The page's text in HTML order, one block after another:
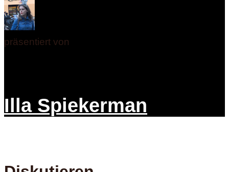
präsentiert von
Illa Spiekerman